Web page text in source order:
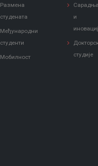
Размена
студената
Међународни
студенти
Мобилност
и
студије